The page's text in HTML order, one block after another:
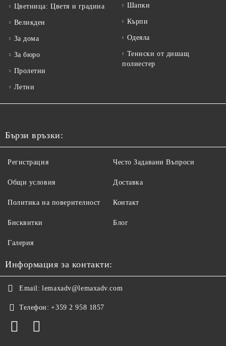
Цветница: Цветя и градина
Великден
За дома
За бюро
Пролетни
Летни
Шапки
Кърпи
Одеяла
Тениски от дишащ
полиестер
Бързи връзки:
Регистрация
Общи условия
Политика на поверителност
Бисквитки
Често Задавани Въпроси
Доставка
Контакт
Блог
Галерия
Информация за контакти:
Email: lemaxadv@lemaxadv.com
Телефон: +359 2 958 1857